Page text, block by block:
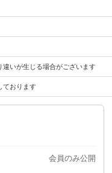
違いが生じる場合がございます
ております
会員のみ公開